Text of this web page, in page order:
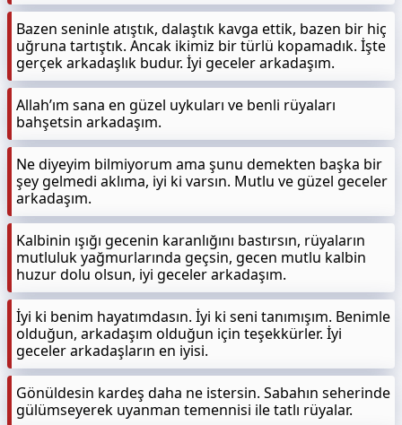
Bazen seninle atıştık, dalaştık kavga ettik, bazen bir hiç
uğruna tartıştık. Ancak ikimiz bir türlü kopamadık. İşte
gerçek arkadaşlık budur. İyi geceler arkadaşım.
Allah’ım sana en güzel uykuları ve benli rüyaları
bahşetsin arkadaşım.
Ne diyeyim bilmiyorum ama şunu demekten başka bir
şey gelmedi aklıma, iyi ki varsın. Mutlu ve güzel geceler
arkadaşım.
Kalbinin ışığı gecenin karanlığını bastırsın, rüyaların
mutluluk yağmurlarında geçsin, gecen mutlu kalbin
huzur dolu olsun, iyi geceler arkadaşım.
İyi ki benim hayatımdasın. İyi ki seni tanımışım. Benimle
olduğun, arkadaşım olduğun için teşekkürler. İyi
geceler arkadaşların en iyisi.
Gönüldesin kardeş daha ne istersin. Sabahın seherinde
gülümseyerek uyanman temennisi ile tatlı rüyalar.